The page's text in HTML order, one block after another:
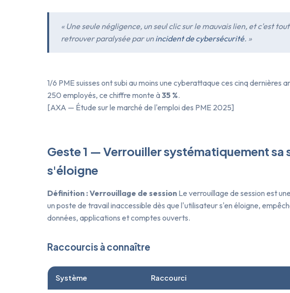
« Une seule négligence, un seul clic sur le mauvais lien, et c'est
retrouver paralysée par un incident de cybersécurité. »
1/6 PME suisses ont subi au moins une cyberattaque ces cinq dernières
250 employés, ce chiffre monte à35 %.
[AXA — Étude sur le marché de l'emploi des PME 2025]
Geste 1 — Verrouiller systématiquement sa
s'éloigne
Définition : Verrouillage de session Le verrouillage de session est
un poste de travail inaccessible dès que l'utilisateur s'en éloigne,
données, applications et comptes ouverts.
Raccourcis à connaître
Système Raccourci